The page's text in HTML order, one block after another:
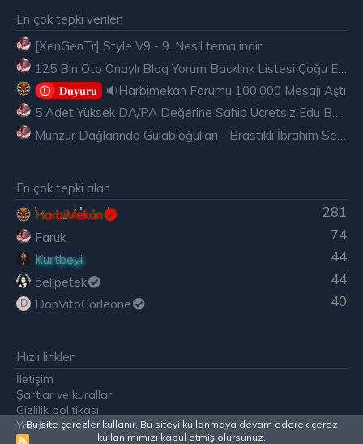
En çok tepki verilen
[XenGenTr] Style V9 - 9. Nesil tema indir
𝐃𝐮𝐲𝐮𝐫𝐮
🔉Harbimekan Forumu 100.000 Mesajı Aştı
5 Adet Yüksek DA/PA Değerine Sahip Ücretsiz Edu Backlink
En çok tepki alan
281
HarbiMekân
74
Faruk
44
Kurtbeyi
44
delipetek
D 40
DonVitoCorleone
Hızlı linkler
İletişim
Şartlar ve kurallar
Gizlilik politikası
Yardım
R
Bu site çerezler kullanır. Bu siteyi kullanmaya devam ederek çerez
kullanımımızı kabul etmiş olursunuz.